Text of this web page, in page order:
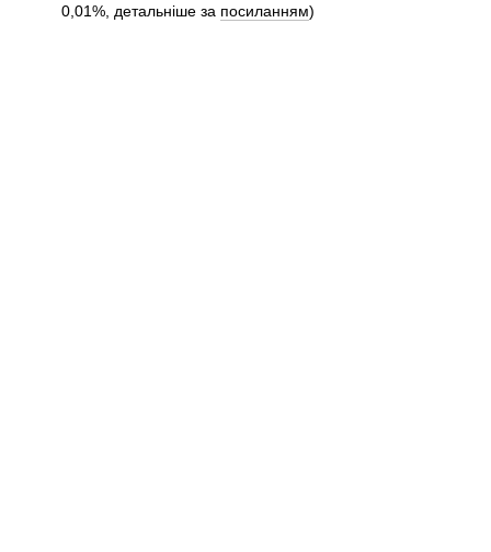
0,01%, детальніше за посиланням)